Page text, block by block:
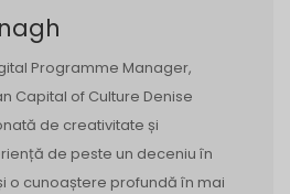
Programme Manager,
Capital of Culture Denise
de creativitate și
de peste un deceniu în
o cunoaștere profundă în mai